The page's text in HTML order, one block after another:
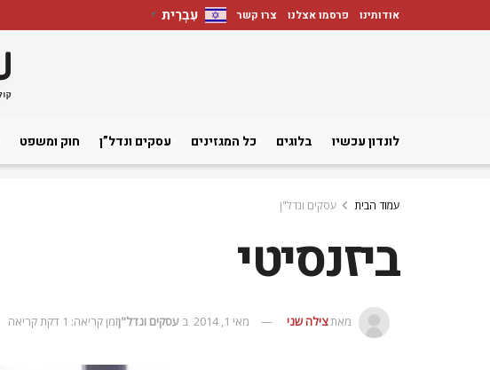
אודותינו פרסמו אצלנו צרו קשר עִבְרִית ▼
לונדון עכשיו בלוגים כל המגזינים עסקים ונדל”ן חוק ומשפט
עמוד הבית עסקים ונדל"ן
ביזנסיטי
מאתצילה שני מאי 1, 2014 ב עסקים ונדל"ןזמן קריאה: 1 דקת קריאה